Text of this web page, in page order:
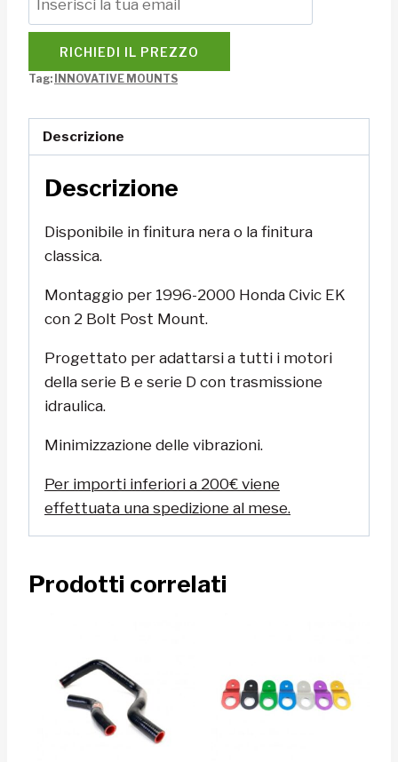
RICHIEDI IL PREZZO
Tag: INNOVATIVE MOUNTS
Descrizione
Descrizione
Disponibile in finitura nera o la finitura
classica.
Montaggio per 1996-2000 Honda Civic EK
con 2 Bolt Post Mount.
Progettato per adattarsi a tutti i motori
della serie B e serie D con trasmissione
idraulica.
Minimizzazione delle vibrazioni.
Per importi inferiori a 200€ viene
effettuata una spedizione al mese.
Prodotti correlati